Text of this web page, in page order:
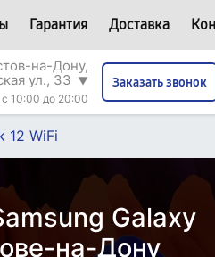
Гарантия Доставка
на-Дону,
ул., 33
▼
10:00 до 20:00
Заказать звонок
12 WiFi
Galaxy
на-Дону